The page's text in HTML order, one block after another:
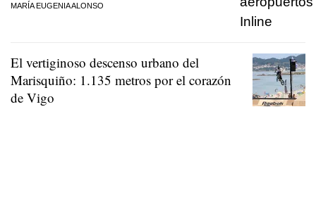
MARÍA EUGENIA ALONSO
El vertiginoso descenso urbano del
Marisquiño: 1.135 metros por el corazón
de Vigo